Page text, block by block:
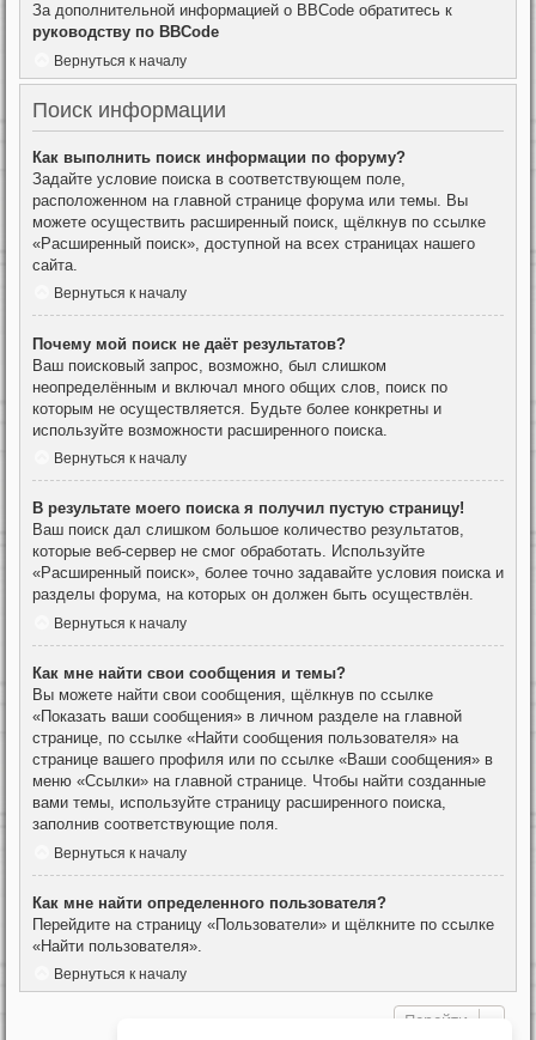
За дополнительной информацией о BBCode обратитесь к
руководству по BBCode
Вернуться к началу
Поиск информации
Как выполнить поиск информации по форуму?
Задайте условие поиска в соответствующем поле,
расположенном на главной странице форума или темы. Вы
можете осуществить расширенный поиск, щёлкнув по ссылке
«Расширенный поиск», доступной на всех страницах нашего
сайта.
Вернуться к началу
Почему мой поиск не даёт результатов?
Ваш поисковый запрос, возможно, был слишком
неопределённым и включал много общих слов, поиск по
которым не осуществляется. Будьте более конкретны и
используйте возможности расширенного поиска.
Вернуться к началу
В результате моего поиска я получил пустую страницу!
Ваш поиск дал слишком большое количество результатов,
которые веб-сервер не смог обработать. Используйте
«Расширенный поиск», более точно задавайте условия поиска и
разделы форума, на которых он должен быть осуществлён.
Вернуться к началу
Как мне найти свои сообщения и темы?
Вы можете найти свои сообщения, щёлкнув по ссылке
«Показать ваши сообщения» в личном разделе на главной
странице, по ссылке «Найти сообщения пользователя» на
странице вашего профиля или по ссылке «Ваши сообщения» в
меню «Ссылки» на главной странице. Чтобы найти созданные
вами темы, используйте страницу расширенного поиска,
заполнив соответствующие поля.
Вернуться к началу
Как мне найти определенного пользователя?
Перейдите на страницу «Пользователи» и щёлкните по ссылке
«Найти пользователя».
Вернуться к началу
Перейти